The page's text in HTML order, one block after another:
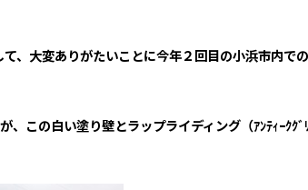
、大変ありがたいことに今年２回目の小浜市内で
この白い塗り壁とラップライディング（ｱﾝﾃｨｰｸｸ